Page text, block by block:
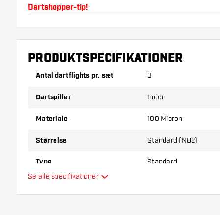
Dartshopper-tip!
Sørg for, at du har masser af flights og shafts på
beskadiget eller knækket ved brug.
for at finde ud af, hvilken der passer bedst til dig!
PRODUKTSPECIFIKATIONER
Antal dartflights pr. sæt 3
Dartspiller Ingen
Materiale 100 Micron
Størrelse Standard (NO2)
Type Standard
Se alle specifikationer